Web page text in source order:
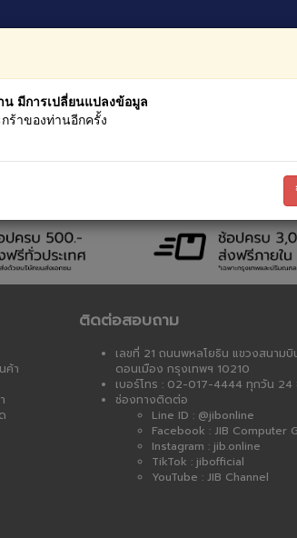
แนะ
มีการเปลี่ยนแปลงข้อมูล
ร้าของท่านอีกครั้ง
ค้า
ติดต่อสอบถาม
เลขที่ 21 ถนนพหลโยธิน แขวงสนามบิ
ดอนเมือง กรุงเทพฯ 10210
เบอร์โทร : 02-017-4444 ทุกวัน 24
ช่องทางติดต่อ
Line ID : @jibonline
Facebook : JIB Computer
Instagram : jib.online
TikTok : jibofficial
YouTube : JIB Channel